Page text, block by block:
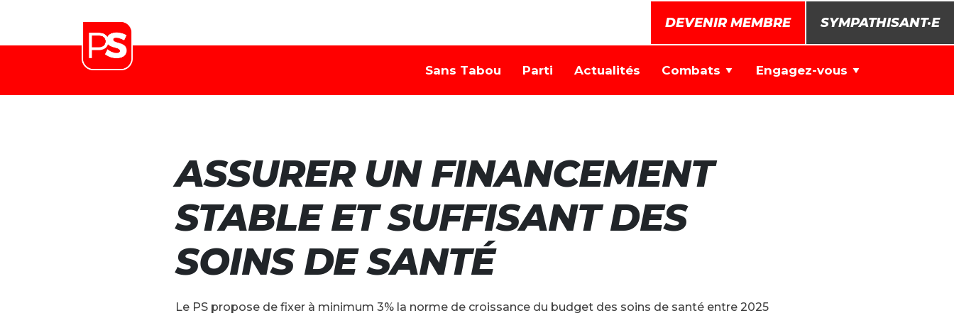
DEVENIR MEMBRE SYMPATHISANT·E
Sans Tabou Parti Actualités Combats Engagez-vous
ASSURER UN FINANCEMENT
STABLE ET SUFFISANT DES
SOINS DE SANTÉ
Le PS propose de fixer à minimum 3% la norme de croissance du budget des soins de santé entre 2025